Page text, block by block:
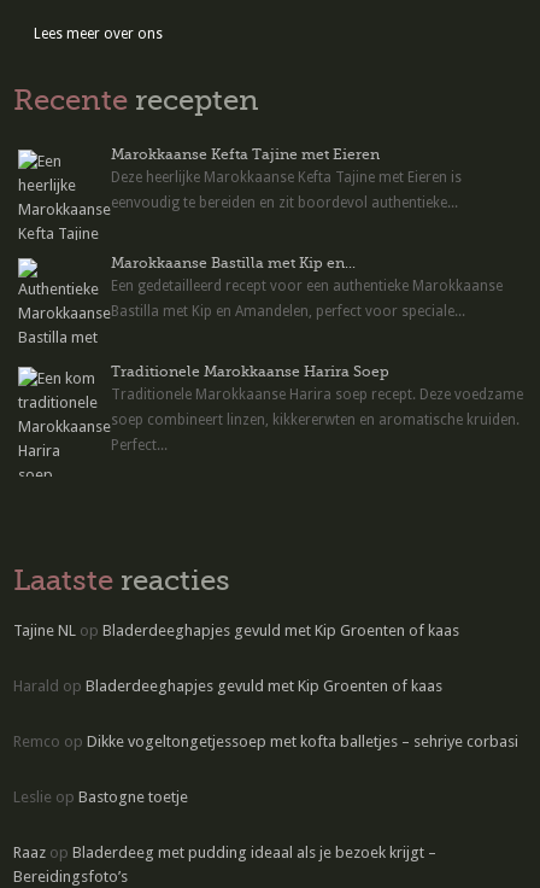
Lees meer over ons
Recente recepten
Marokkaanse Kefta Tajine met Eieren
Deze heerlijke Marokkaanse Kefta Tajine met Eieren is
eenvoudig te bereiden en zit boordevol authentieke...
Marokkaanse Bastilla met Kip en...
Een gedetailleerd recept voor een authentieke Marokkaanse
Bastilla met Kip en Amandelen, perfect voor speciale...
Traditionele Marokkaanse Harira Soep
Traditionele Marokkaanse Harira soep recept. Deze voedzame
soep combineert linzen, kikkererwten en aromatische kruiden.
Perfect...
Laatste reacties
Tajine NL opBladerdeeghapjes gevuld met Kip Groenten of kaas
Harald opBladerdeeghapjes gevuld met Kip Groenten of kaas
Remco opDikke vogeltongetjessoep met kofta balletjes – sehriye corbasi
Leslie opBastogne toetje
Raaz opBladerdeeg met pudding ideaal als je bezoek krijgt –
Bereidingsfoto’s